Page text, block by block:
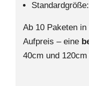
Ab 10 Paketen
Aufpreis – eine
40cm und 120cm